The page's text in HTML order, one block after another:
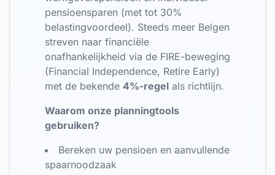
pensioensparen (met tot 30%
belastingvoordeel). Steeds meer Belgen
streven naar financiële
onafhankelijkheid via de FIRE-beweging
(Financial Independence, Retire Early)
met de bekende 4%-regel als richtlijn.
Waarom onze planningtools
gebruiken?
Bereken uw pensioen en aanvullende
spaarnoodzaak